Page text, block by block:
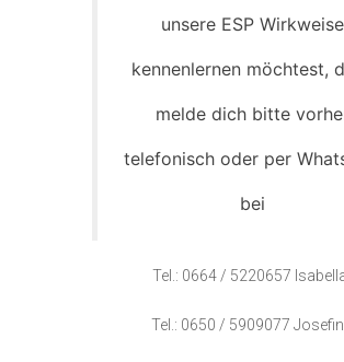
unsere ESP Wirkweise
kennenlernen möchtest,
melde dich bitte
telefonisch oder per
bei
Tel.: 0664 / 5220657
Tel.: 0650 / 5909077